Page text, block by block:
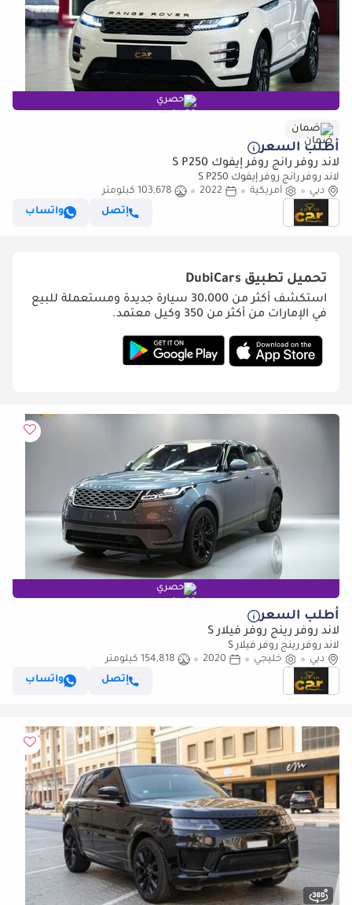
حصري
ضمان
أطلب السعر
لاند روفر رانج روفر إيفوك S P250
لاند روفر رانج روفر إيفوك S P250
دبي
أمريكية 2022
103,678 كيلومتر
إتصل
واتساب
تحميل تطبيق DubiCars
استكشف أكثر من 30،000 سيارة جديدة ومستعملة للبيع
في الإمارات من أكثر من 350 وكيل معتمد.
حصري
أطلب السعر
لاند روفر رينج روفر فيلار S
لاند روفر رينج روفر فيلار S
دبي
خليجي 2020
154,818 كيلومتر
إتصل
واتساب